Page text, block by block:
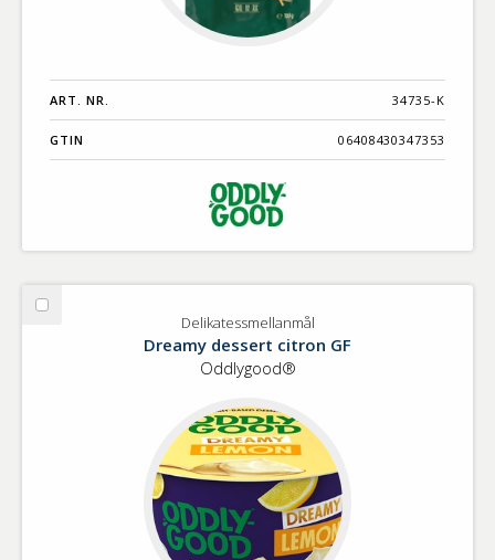
ART. NR. 34735-K
GTIN 06408430347353
Välj
DelikatessmellanmålDelikatessmellanmål
Dreamy dessert citron GF
Oddlygood®